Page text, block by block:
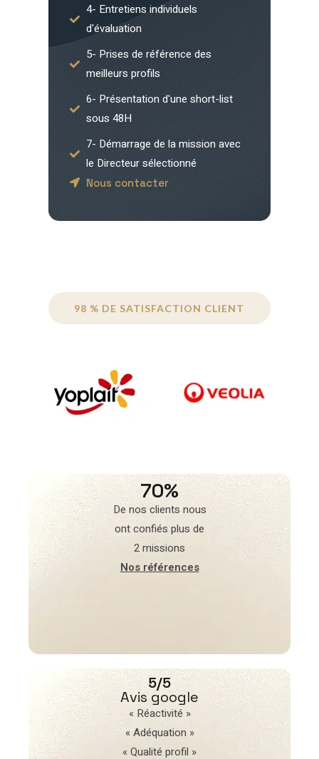
4- Entretiens individuels
d'évaluation
5- Prises de référence des
meilleurs profils
6- Présentation d'une short-list
sous 48H
7- Démarrage de la mission avec
le Directeur sélectionné
Nous contacter
98 % DE SATISFACTION CLIENT
70%
De nos clients nous
ont confiés plus de
2 missions
Nos références
5/5
Avis google
« Réactivité »
« Adéquation »
« Qualité profil »